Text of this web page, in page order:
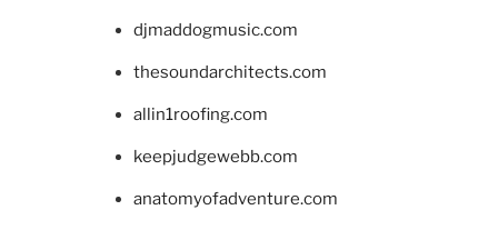
djmaddogmusic.com
thesoundarchitects.com
allin1roofing.com
keepjudgewebb.com
anatomyofadventure.com